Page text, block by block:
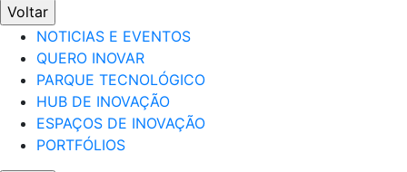
Voltar
NOTICIAS E EVENTOS
QUERO INOVAR
PARQUE TECNOLÓGICO
HUB DE INOVAÇÃO
ESPAÇOS DE INOVAÇÃO
PORTFÓLIOS